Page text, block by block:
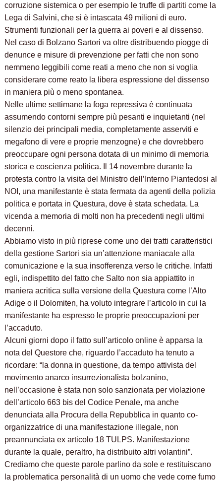
corruzione sistemica o per esempio le truffe di partiti come la
Lega di Salvini, che si è intascata 49 milioni di euro.
Strumenti funzionali per la guerra ai poveri e al dissenso.
Nel caso di Bolzano Sartori va oltre distribuendo piogge di
denunce e misure di prevenzione per fatti che non sono
nemmeno leggibili come reati a meno che non si voglia
considerare come reato la libera espressione del dissenso
in maniera più o meno spontanea.
Nelle ultime settimane la foga repressiva è continuata
assumendo contorni sempre più pesanti e inquietanti (nel
silenzio dei principali media, completamente asserviti e
megafono di vere e proprie menzogne) e che dovrebbero
preoccupare ogni persona dotata di un minimo di memoria
storica e coscienza politica. Il 14 novembre durante la
protesta contro la visita del Ministro dell’Interno Piantedosi al
NOI, una manifestante è stata fermata da agenti della polizia
politica e portata in Questura, dove è stata schedata. La
vicenda a memoria di molti non ha precedenti negli ultimi
decenni.
Abbiamo visto in più riprese come uno dei tratti caratteristici
della gestione Sartori sia un’attenzione maniacale alla
comunicazione e la sua insofferenza verso le critiche. Infatti
egli, indispettito del fatto che Salto non sia appiattito in
maniera acritica sulla versione della Questura come l’Alto
Adige o il Dolomiten, ha voluto integrare l’articolo in cui la
manifestante ha espresso le proprie preoccupazioni per
l’accaduto.
Alcuni giorni dopo il fatto sull’articolo online è apparsa la
nota del Questore che, riguardo l’accaduto ha tenuto a
ricordare: “la donna in questione, da tempo attivista del
movimento anarco insurrezionalista bolzanino,
nell’occasione è stata non solo sanzionata per violazione
dell’articolo 663 bis del Codice Penale, ma anche
denunciata alla Procura della Repubblica in quanto co-
organizzatrice di una manifestazione illegale, non
preannunciata ex articolo 18 TULPS. Manifestazione
durante la quale, peraltro, ha distribuito altri volantini”.
Crediamo che queste parole parlino da sole e restituiscano
la problematica personalità di un uomo che vede come fumo